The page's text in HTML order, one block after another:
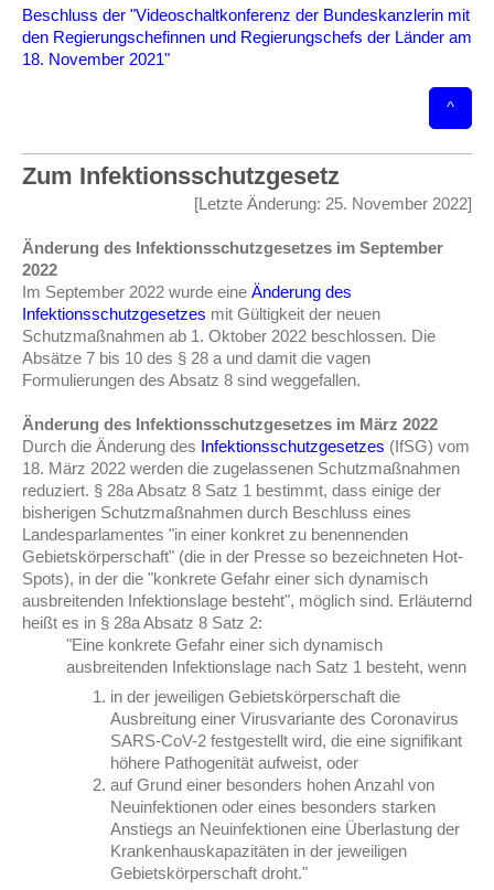
Beschluss der "Videoschaltkonferenz der Bundeskanzlerin mit
den Regierungschefinnen und Regierungschefs der Länder am
18. November 2021"
^
Zum Infektionsschutzgesetz
[Letzte Änderung: 25. November 2022]
Änderung des Infektionsschutzgesetzes im September
2022
Im September 2022 wurde eine Änderung des
Infektionsschutzgesetzes mit Gültigkeit der neuen
Schutzmaßnahmen ab 1. Oktober 2022 beschlossen. Die
Absätze 7 bis 10 des § 28 a und damit die vagen
Formulierungen des Absatz 8 sind weggefallen.
Änderung des Infektionsschutzgesetzes im März 2022
Durch die Änderung des Infektionsschutzgesetzes (IfSG) vom
18. März 2022 werden die zugelassenen Schutzmaßnahmen
reduziert. § 28a Absatz 8 Satz 1 bestimmt, dass einige der
bisherigen Schutzmaßnahmen durch Beschluss eines
Landesparlamentes "in einer konkret zu benennenden
Gebietskörperschaft" (die in der Presse so bezeichneten Hot-
Spots), in der die "konkrete Gefahr einer sich dynamisch
ausbreitenden Infektionslage besteht", möglich sind. Erläuternd
heißt es in § 28a Absatz 8 Satz 2:
"Eine konkrete Gefahr einer sich dynamisch
ausbreitenden Infektionslage nach Satz 1 besteht, wenn
in der jeweiligen Gebietskörperschaft die
Ausbreitung einer Virusvariante des Coronavirus
SARS-CoV-2 festgestellt wird, die eine signifikant
höhere Pathogenität aufweist, oder
auf Grund einer besonders hohen Anzahl von
Neuinfektionen oder eines besonders starken
Anstiegs an Neuinfektionen eine Überlastung der
Krankenhauskapazitäten in der jeweiligen
Gebietskörperschaft droht."